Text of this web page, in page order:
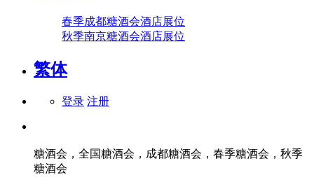
春季成都糖酒会酒店展位
秋季南京糖酒会酒店展位
繁体
登录 注册
糖酒会，全国糖酒会，成都糖酒会，春季糖酒会，秋季
糖酒会